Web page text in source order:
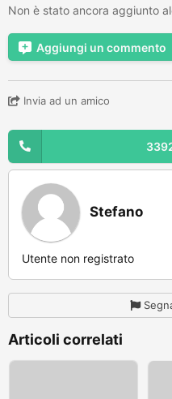
Non è stato ancora aggiunto
Aggiungi un commento
Invia ad un amico
Stefano
Utente non registrato
Articoli correlati